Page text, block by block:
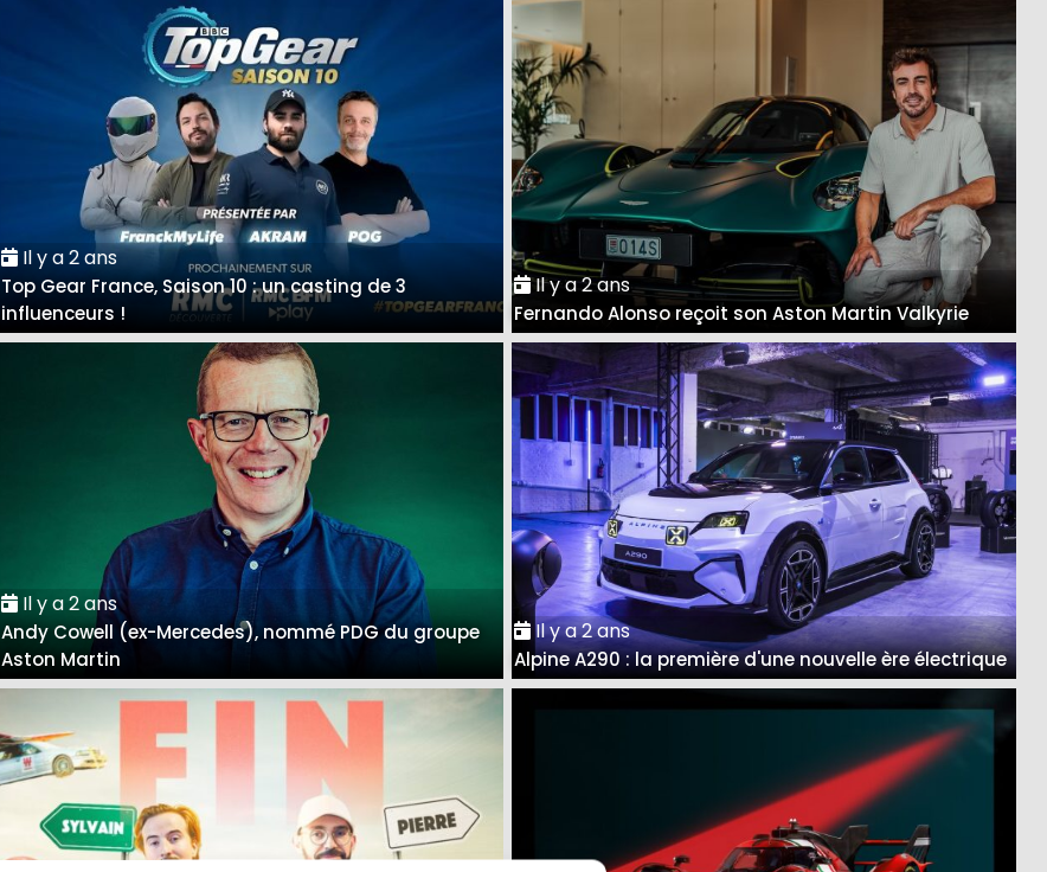
Il y a 2 ans
Top Gear France, Saison 10 : un casting de 3
influenceurs !
Il y a 2 ans
Fernando Alonso reçoit son Aston Martin Valkyrie
Il y a 2 ans
Andy Cowell (ex-Mercedes), nommé PDG du groupe
Aston Martin
Il y a 2 ans
Alpine A290 : la première d'une nouvelle ère électrique